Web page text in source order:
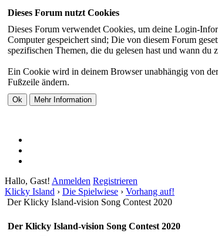
Dieses Forum nutzt Cookies
Dieses Forum verwendet Cookies, um deine Login-
Computer gespeichert sind; Die von diesem Forum
spezifischen Themen, die du gelesen hast und wann du
Ein Cookie wird in deinem Browser unabhängig von
Fußzeile ändern.
Hallo, Gast! Anmelden Registrieren
Klicky Island › Die Spielwiese › Vorhang auf!
Der Klicky Island-vision Song Contest 2020
Der Klicky Island-vision Song Contest 2020